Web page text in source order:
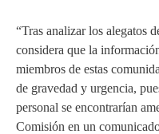
“Tras analizar los alegatos
considera que la
miembros de estas
de gravedad y urgencia,
personal se encontrarían
Comisión en un